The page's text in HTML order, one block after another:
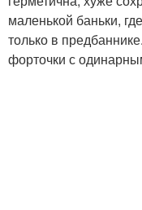
маленькой баньки,
только в
форточки с